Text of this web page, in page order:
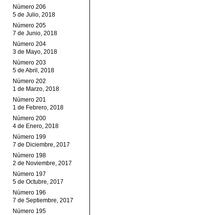
Número 206
5 de Julio, 2018
Número 205
7 de Junio, 2018
Número 204
3 de Mayo, 2018
Número 203
5 de Abril, 2018
Número 202
1 de Marzo, 2018
Número 201
1 de Febrero, 2018
Número 200
4 de Enero, 2018
Número 199
7 de Diciembre, 2017
Número 198
2 de Noviembre, 2017
Número 197
5 de Octubre, 2017
Número 196
7 de Septiembre, 2017
Número 195